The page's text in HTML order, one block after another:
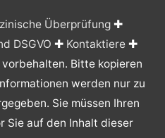
Überprüfung✚
DSGVO ✚ Kontaktiere✚
Bitte kopieren
werden nur zu
Sie müssen Ihren
Sie auf den Inhalt dieser